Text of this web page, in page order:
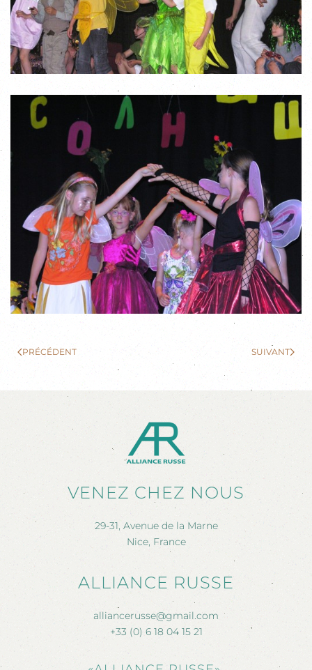
PRÉCÉDENT SUIVANT
VENEZ CHEZ NOUS
29-31, Avenue de la Marne
Nice, France
ALLIANCE RUSSE
alliancerusse@gmail.com
+33 (0) 6 18 04 15 21